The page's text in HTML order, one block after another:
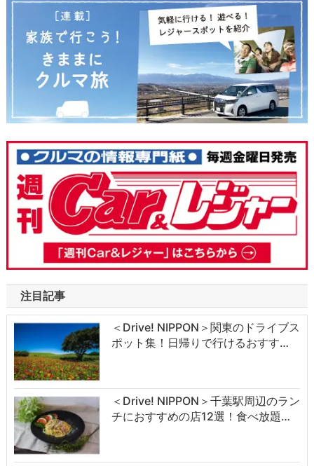
注目記事
＜Drive! NIPPON＞関東のドライブス
ポット集！日帰りで行けるおすす…
＜Drive! NIPPON＞千葉駅周辺のラン
チにおすすめの店12選！食べ放題…